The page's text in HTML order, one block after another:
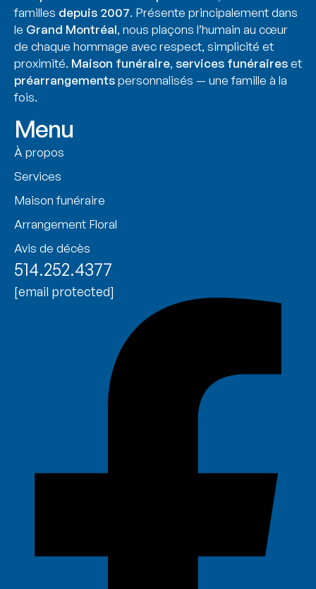
familles depuis 2007. Présente principalement dans
le Grand Montréal, nous plaçons l’humain au cœur
de chaque hommage avec respect, simplicité et
proximité. Maison funéraire,services funéraireset
préarrangementspersonnalisés — une famille à la
fois.
Menu
À propos
Services
Maison funéraire
Arrangement Floral
Avis de décès
514.252.4377
[email protected]